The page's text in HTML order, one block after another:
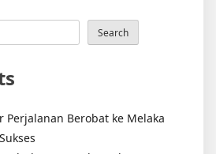
Search
Perjalanan Berobat ke Melaka